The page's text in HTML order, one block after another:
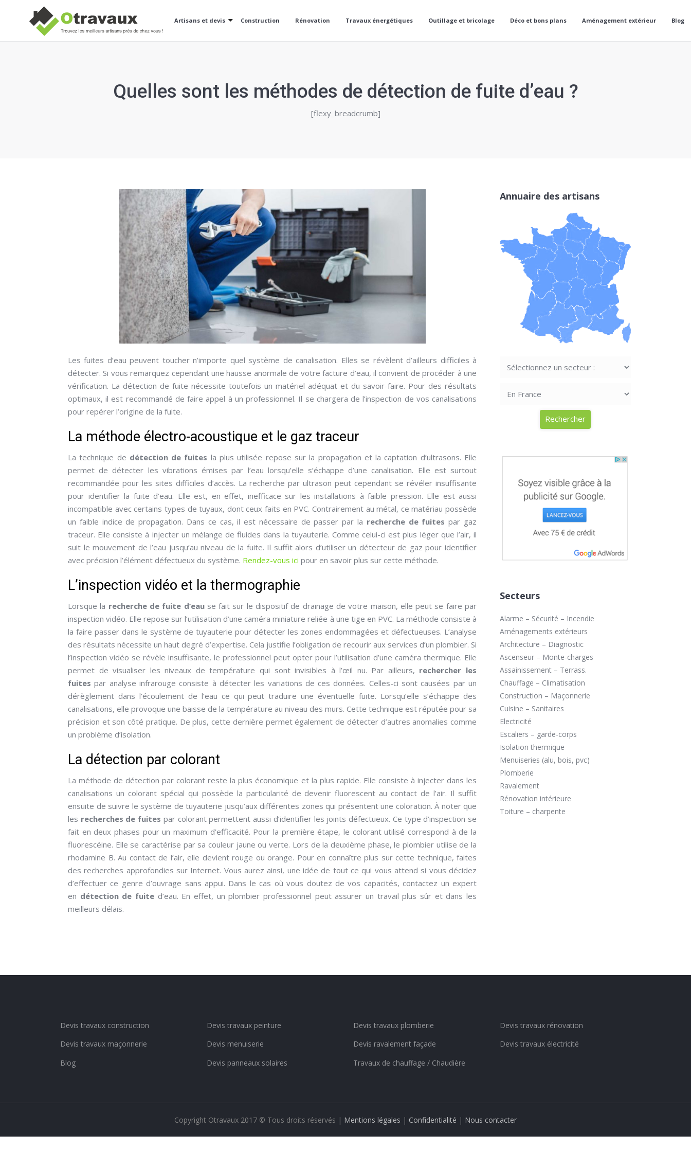
Artisans et devis Construction Rénovation Travaux énergétiques Outillage et bricolage Déco et bons plans Aménagement extérieur Blog
Quelles sont les méthodes de détection de fuite d’eau ?
[flexy_breadcrumb]
Les fuites d’eau peuvent toucher n’importe quel système de canalisation. Elles se révèlent d’ailleurs difficiles à
détecter. Si vous remarquez cependant une hausse anormale de votre facture d’eau, il convient de procéder à une
vérification. La détection de fuite nécessite toutefois un matériel adéquat et du savoir-faire. Pour des résultats
optimaux, il est recommandé de faire appel à un professionnel. Il se chargera de l’inspection de vos canalisations
pour repérer l’origine de la fuite.
La méthode électro-acoustique et le gaz traceur
La technique de détection de fuites la plus utilisée repose sur la propagation et la captation d’ultrasons. Elle
permet de détecter les vibrations émises par l’eau lorsqu’elle s’échappe d’une canalisation. Elle est surtout
recommandée pour les sites difficiles d’accès. La recherche par ultrason peut cependant se révéler insuffisante
pour identifier la fuite d’eau. Elle est, en effet, inefficace sur les installations à faible pression. Elle est aussi
incompatible avec certains types de tuyaux, dont ceux faits en PVC. Contrairement au métal, ce matériau possède
un faible indice de propagation. Dans ce cas, il est nécessaire de passer par la recherche de fuites par gaz
traceur. Elle consiste à injecter un mélange de fluides dans la tuyauterie. Comme celui-ci est plus léger que l’air, il
suit le mouvement de l’eau jusqu’au niveau de la fuite. Il suffit alors d’utiliser un détecteur de gaz pour identifier
avec précision l’élément défectueux du système. Rendez-vous ici pour en savoir plus sur cette méthode.
L’inspection vidéo et la thermographie
Lorsque la recherche de fuite d’eause fait sur le dispositif de drainage de votre maison, elle peut se faire par
inspection vidéo. Elle repose sur l’utilisation d’une caméra miniature reliée à une tige en PVC. La méthode consiste à
la faire passer dans le système de tuyauterie pour détecter les zones endommagées et défectueuses. L’analyse
des résultats nécessite un haut degré d’expertise. Cela justifie l’obligation de recourir aux services d’un plombier. Si
l’inspection vidéo se révèle insuffisante, le professionnel peut opter pour l’utilisation d’une caméra thermique. Elle
permet de visualiser les niveaux de température qui sont invisibles à l’œil nu. Par ailleurs, rechercher les
fuites par analyse infrarouge consiste à détecter les variations de ces données. Celles-ci sont causées par un
dérèglement dans l’écoulement de l’eau ce qui peut traduire une éventuelle fuite. Lorsqu’elle s’échappe des
canalisations, elle provoque une baisse de la température au niveau des murs. Cette technique est réputée pour sa
précision et son côté pratique. De plus, cette dernière permet également de détecter d’autres anomalies comme
un problème d’isolation.
La détection par colorant
La méthode de détection par colorant reste la plus économique et la plus rapide. Elle consiste à injecter dans les
canalisations un colorant spécial qui possède la particularité de devenir fluorescent au contact de l’air. Il suffit
ensuite de suivre le système de tuyauterie jusqu’aux différentes zones qui présentent une coloration. À noter que
les recherches de fuites par colorant permettent aussi d’identifier les joints défectueux. Ce type d’inspection se
fait en deux phases pour un maximum d’efficacité. Pour la première étape, le colorant utilisé correspond à de la
fluorescéine. Elle se caractérise par sa couleur jaune ou verte. Lors de la deuxième phase, le plombier utilise de la
rhodamine B. Au contact de l’air, elle devient rouge ou orange. Pour en connaître plus sur cette technique, faites
des recherches approfondies sur Internet. Vous aurez ainsi, une idée de tout ce qui vous attend si vous décidez
d’effectuer ce genre d’ouvrage sans appui. Dans le cas où vous doutez de vos capacités, contactez un expert
en détection de fuite d’eau. En effet, un plombier professionnel peut assurer un travail plus sûr et dans les
meilleurs délais.
Annuaire des artisans
Secteurs
Alarme – Sécurité – Incendie
Aménagements extérieurs
Architecture – Diagnostic
Ascenseur – Monte-charges
Assainissement – Terrass.
Chauffage – Climatisation
Construction – Maçonnerie
Cuisine – Sanitaires
Electricité
Escaliers – garde-corps
Isolation thermique
Menuiseries (alu, bois, pvc)
Plomberie
Ravalement
Rénovation intérieure
Toiture – charpente
Devis travaux construction
Devis travaux maçonnerie
Blog
Devis travaux peinture
Devis menuiserie
Devis panneaux solaires
Devis travaux plomberie
Devis ravalement façade
Travaux de chauffage / Chaudière
Devis travaux rénovation
Devis travaux électricité
Copyright Otravaux 2017 © Tous droits réservés | Mentions légales | Confidentialité | Nous contacter